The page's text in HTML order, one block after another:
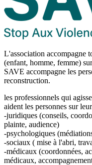
L'association accompagne
(enfant, homme, femme)
SAVE accompagne les
reconstruction.
les professionnels qui
aident les personnes sur
-juridiques (conseils,
plainte, audience)
-psychologiques
-sociaux ( mise à l'abri,
-médicaux (coordonnées,
médicaux,